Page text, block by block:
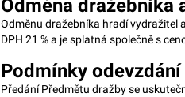
Odměna dražebníka
Odměnu dražebníka hradí vydražitel
DPH 21 % a je splatná společně s
Podmínky
Předání Předmětu dražby se